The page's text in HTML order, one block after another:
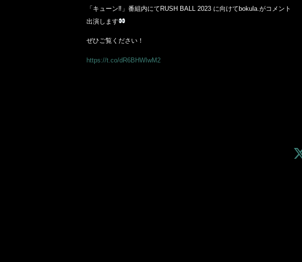
「キューン‼︎」番組内にてRUSH BALL 2023 に向けてbokula.がコメント
出演します
ぜひご覧ください！
https://t.co/dR6BHWIwM2